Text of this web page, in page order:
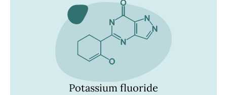
Potassium fluoride